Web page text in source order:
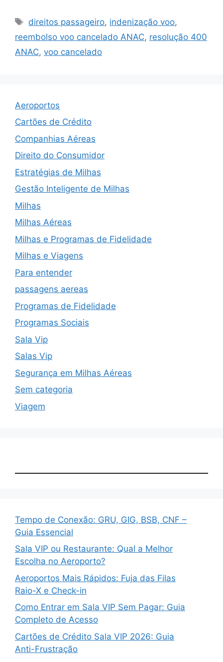
Tags
direitos passageiro, indenização voo,
reembolso voo cancelado ANAC, resolução 400
ANAC, voo cancelado
Aeroportos
Cartões de Crédito
Companhias Aéreas
Direito do Consumidor
Estratégias de Milhas
Gestão Inteligente de Milhas
Milhas
Milhas Aéreas
Milhas e Programas de Fidelidade
Milhas e Viagens
Para entender
passagens aereas
Programas de Fidelidade
Programas Sociais
Sala Vip
Salas Vip
Segurança em Milhas Aéreas
Sem categoria
Viagem
Tempo de Conexão: GRU, GIG, BSB, CNF –
Guia Essencial
Sala VIP ou Restaurante: Qual a Melhor
Escolha no Aeroporto?
Aeroportos Mais Rápidos: Fuja das Filas
Raio-X e Check-in
Como Entrar em Sala VIP Sem Pagar: Guia
Completo de Acesso
Cartões de Crédito Sala VIP 2026: Guia
Anti-Frustração